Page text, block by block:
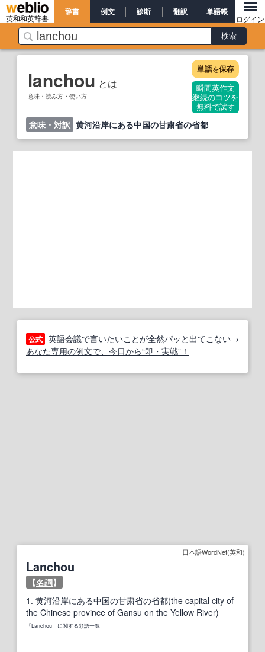
英和和英辞書
辞書 例文 診断 翻訳 単語帳
ログイン
lanchou とは
意味・読み方・使い方
単語を保存
瞬間英作文
継続のコツを
無料で試す
意味・対訳 黄河沿岸にある中国の甘粛省の省都
公式 英語会議で言いたいことが全然パッと出てこない→
あなた専用の例文で、今日から“即・実戦”！
日本語WordNet(英和)
Lanchou
【名詞】
1. 黄河沿岸にある中国の甘粛省の省都(the capital city of
the Chinese province of Gansu on the Yellow River)
「Lanchou」に関する類語一覧